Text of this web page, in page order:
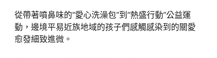
從帶著噴鼻味的“愛心洗澡包”到“熱盛行動”公益運
動，邊境平易近族地域的孩子們感觸感染到的關愛
愈發細致進微。